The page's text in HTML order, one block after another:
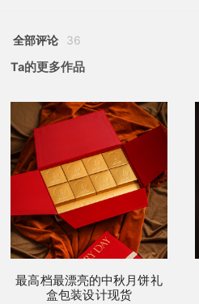
全部评论 36
Ta的更多作品
最高档最漂亮的中秋月饼礼
盒包装设计现货